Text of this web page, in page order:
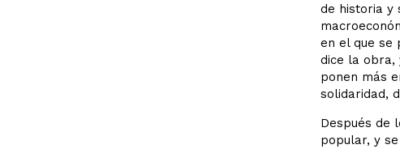
de historia y
en el que se
dice la obra,
ponen más
solidaridad,
Después de
popular, y